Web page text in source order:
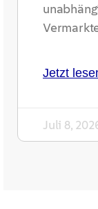
Jetzt
Juli 8,